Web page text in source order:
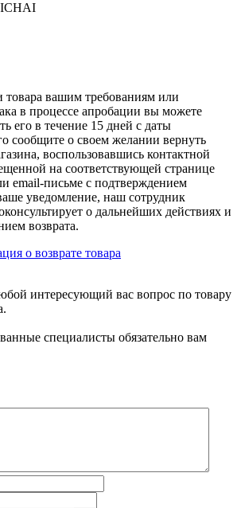
товара вашим требованиям или
в процессе апробации вы можете
его в течение 15 дней с даты
сообщите о своем желании вернуть
воспользовавшись контактной
на соответствующей странице
email-письме с подтверждением
уведомление, наш сотрудник
о дальнейших действиях и
возврата.
о возврате товара
интересующий вас вопрос по товару
специалисты обязательно вам